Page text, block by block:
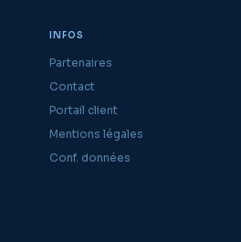
INFOS
Partenaires
Contact
Portail client
Mentions légales
Conf. données